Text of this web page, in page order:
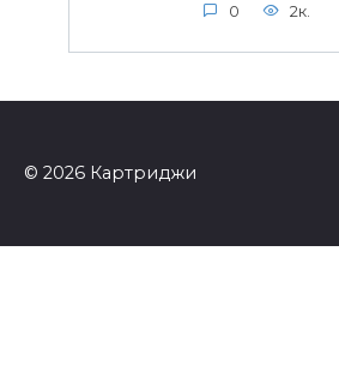
0 2к.
© 2026 Картриджи